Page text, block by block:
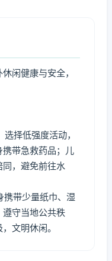
闲健康与安全，
择低强度活动，
带急救药品；儿
，避免前往水
携带少量纸巾、湿
守当地公共秩
文明休闲。